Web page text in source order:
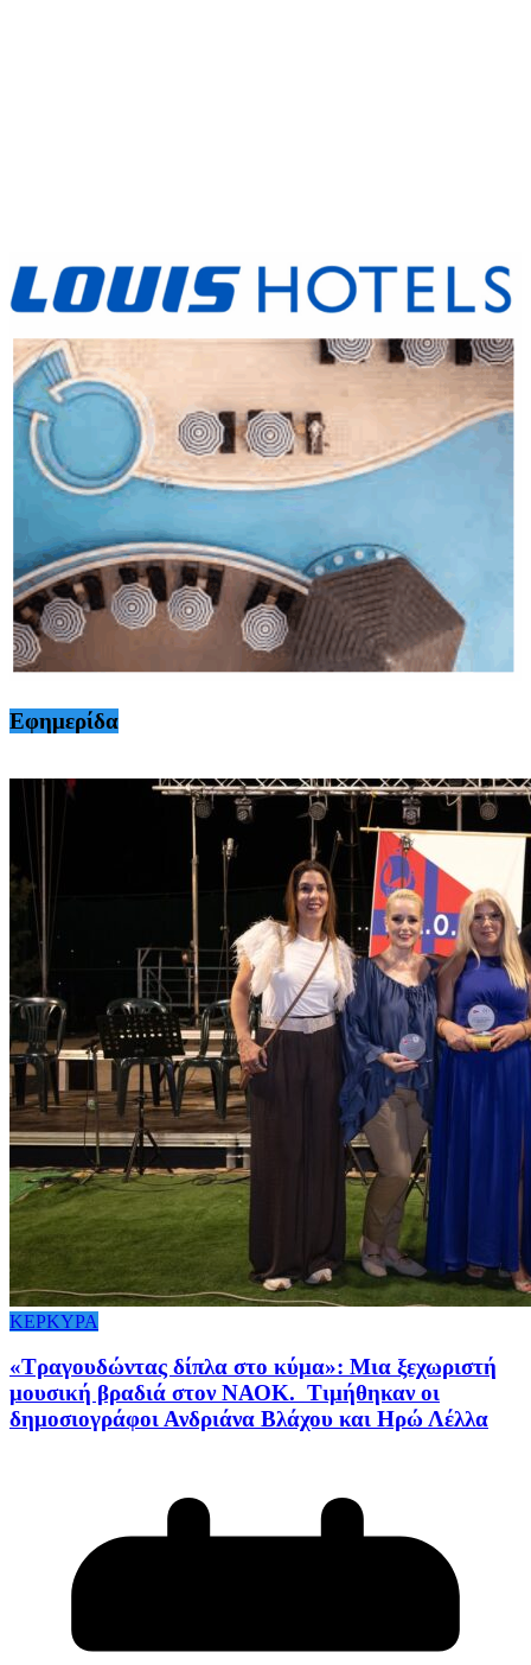
Εφημερίδα
ΚΕΡΚΥΡΑ
«Τραγουδώντας δίπλα στο κύμα»: Μια ξεχωριστή
μουσική βραδιά στον ΝΑΟΚ. Τιμήθηκαν οι
δημοσιογράφοι Ανδριάνα Βλάχου και Ηρώ Λέλλα